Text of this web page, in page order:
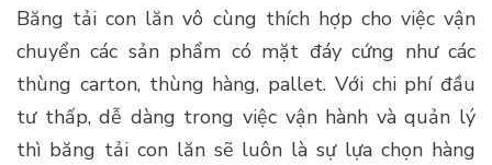
Băng tải con lăn vô cùng thích hợp cho việc vận
chuyển các sản phẩm có mặt đáy cứng như các
thùng carton, thùng hàng, pallet. Với chi phí đầu
tư thấp, dễ dàng trong việc vận hành và quản lý
thì băng tải con lăn sẽ luôn là sự lựa chọn hàng